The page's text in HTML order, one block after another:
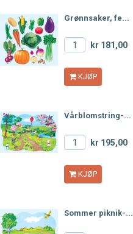
Grønnsaker, fe...
kr 181,00
KJØP
Vårblomstring-...
kr 195,00
KJØP
Sommer piknik-...